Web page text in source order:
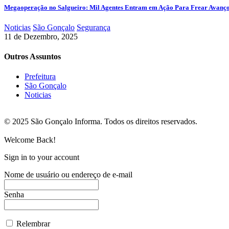
Megaoperação no Salgueiro: Mil Agentes Entram em Ação Para Frear
Noticias São Gonçalo Segurança
11 de Dezembro, 2025
Outros Assuntos
Prefeitura
São Gonçalo
Noticias
© 2025 São Gonçalo Informa. Todos os direitos reservados.
Welcome Back!
Sign in to your account
Nome de usuário ou endereço de e-mail
Senha
Relembrar